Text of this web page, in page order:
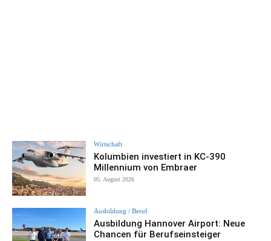
Wirtschaft
Kolumbien investiert in KC-390
Millennium von Embraer
05. August 2026
Ausbildung / Beruf
Ausbildung Hannover Airport: Neue
Chancen für Berufseinsteiger